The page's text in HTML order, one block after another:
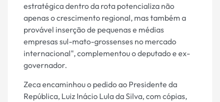
estratégica dentro da rota potencializa não
apenas o crescimento regional, mas também a
provável inserção de pequenas e médias
empresas sul-mato-grossenses no mercado
internacional", complementou o deputado e ex-
governador.
Zeca encaminhou o pedido ao Presidente da
República, Luiz Inácio Lula da Silva, com cópias,